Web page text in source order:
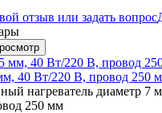
отзыв или задать вопрос
40 Вт/220 В, провод 250
нагреватель диаметр 7
250 мм